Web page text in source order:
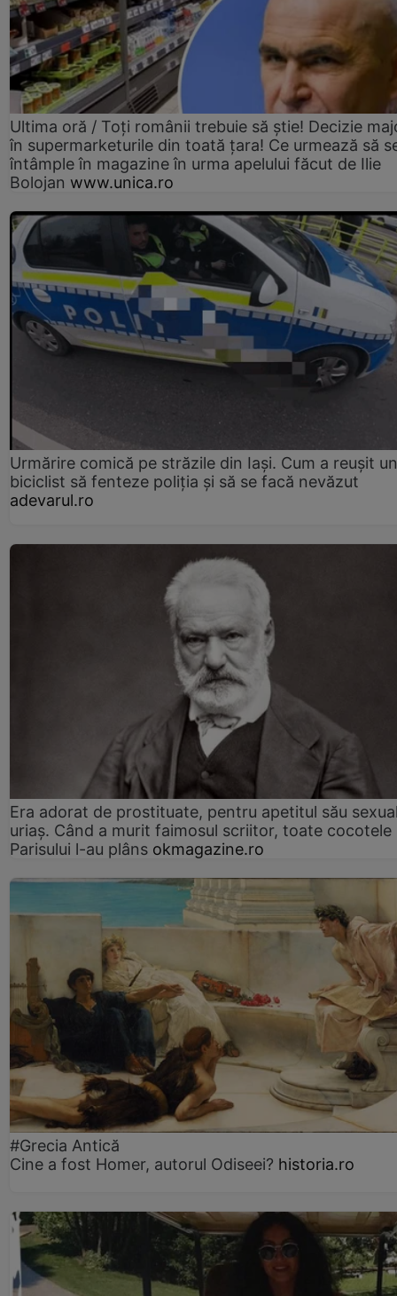
Ultima oră / Toți românii trebuie să știe! Decizie
în supermarketurile din toată țara! Ce urmează să
întâmple în magazine în urma apelului făcut de Ilie
Bolojan www.unica.ro
Urmărire comică pe străzile din Iași. Cum a reușit un
biciclist să fenteze poliția și să se facă nevăzut
adevarul.ro
Era adorat de prostituate, pentru apetitul său
uriaș. Când a murit faimosul scriitor, toate cocotele
Parisului l-au plâns okmagazine.ro
#Grecia Antică
Cine a fost Homer, autorul Odiseei? historia.ro